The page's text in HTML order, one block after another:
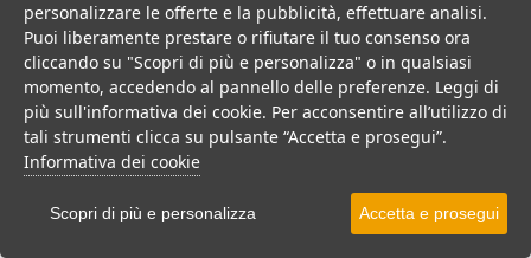
Trova la soluzione migliore per la tua prossima
vacanza.
Noi di belsalento.it abbiamo selezionato per te le migliori mete, i
migliori servizi, le migliori offerte per il tuo prossimo viaggio.
personalizzare le offerte e la pubblicità, effettuare analisi.
Puoi liberamente prestare o rifiutare il tuo consenso ora
cliccando su "Scopri di più e personalizza" o in qualsiasi
momento, accedendo al pannello delle preferenze. Leggi di
più sull'informativa dei cookie. Per acconsentire all’utilizzo di
tali strumenti clicca su pulsante “Accetta e prosegui”.
Informativa dei cookie
Scopri di più e personalizza Accetta e prosegui